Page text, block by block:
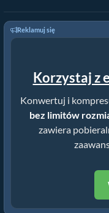
Reklamuj się
Korzystaj z
Konwertuj i
bez limitów
zawiera